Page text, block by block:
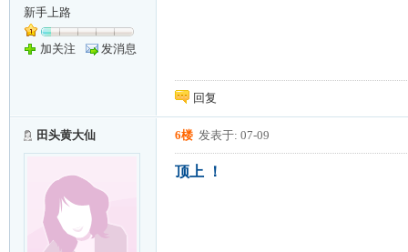
新手上路
加关注 发消息
回复
田头黄大仙 6楼 发表于: 07-09
顶上 ！